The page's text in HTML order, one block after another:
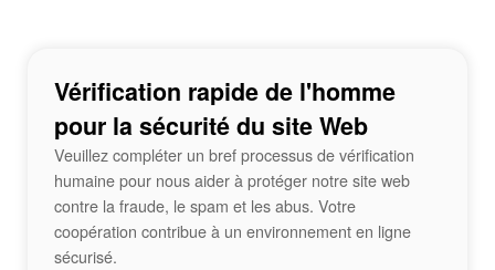
Vérification rapide de l'homme
pour la sécurité du site Web
Veuillez compléter un bref processus de vérification
humaine pour nous aider à protéger notre site web
contre la fraude, le spam et les abus. Votre
coopération contribue à un environnement en ligne
sécurisé.